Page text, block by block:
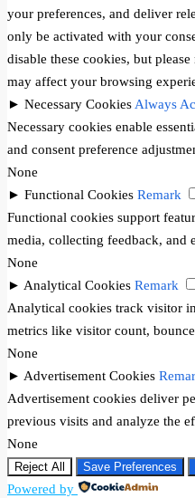
your preferences, and deliver
only be activated with your
disable these cookies, but
may affect your browsing
► Necessary CookiesAlways
Necessary cookies enable
and consent preference
None
► Functional Cookies Remark
Functional cookies support
media, collecting feedback, and
None
► Analytical Cookies Remark
Analytical cookies track visitor
metrics like visitor count,
None
► Advertisement Cookies
Advertisement cookies deliver
previous visits and analyze the
None
Reject All Save Preferences
Powered by